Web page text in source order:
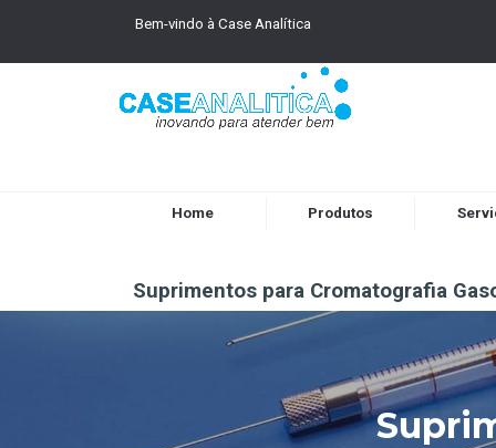
Bem-vindo à Case Analítica
Home Produtos
Suprimentos para Cromatografia